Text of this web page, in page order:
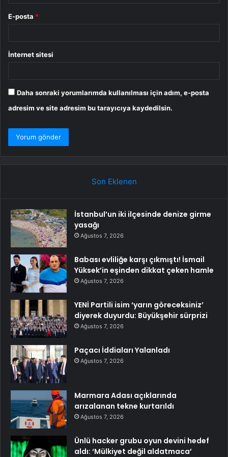
E-posta *
İnternet sitesi
Daha sonraki yorumlarımda kullanılması için adım, e-posta
adresim ve site adresim bu tarayıcıya kaydedilsin.
Son Eklenen
İstanbul’un iki ilçesinde denize girme
yasağı
Ağustos 7, 2026
Babası evliliğe karşı çıkmıştı! İsmail
Yüksek’in eşinden dikkat çeken hamle
Ağustos 7, 2026
YENİ Partili isim ‘yarın göreceksiniz’
diyerek duyurdu: Büyükşehir sürprizi
Ağustos 7, 2026
Paçacı İddiaları Yalanladı
Ağustos 7, 2026
Marmara Adası açıklarında
arızalanan tekne kurtarıldı
Ağustos 7, 2026
Ünlü hacker grubu oyun devini hedef
aldı: ‘Mülkiyet değil aldatmaca’